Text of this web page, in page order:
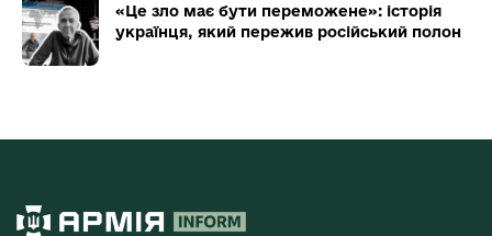
«Це зло має бути переможене»: історія
українця, який пережив російський полон